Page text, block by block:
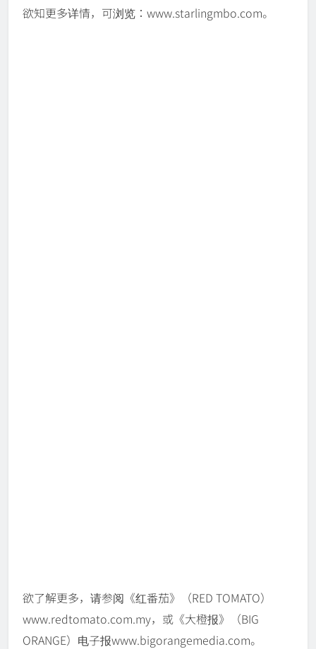
欲知更多详情，可浏览：www.starlingmbo.com。
欲了解更多，请参阅《红番茄》（RED TOMATO）
www.redtomato.com.my，或《大橙报》（BIG
ORANGE）电子报www.bigorangemedia.com。